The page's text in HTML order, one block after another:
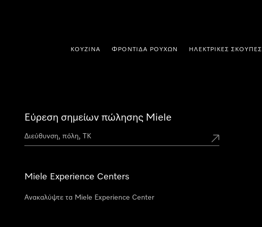
ΚΟΥΖΊΝΑ ΦΡΟΝΤΊΔΑ ΡΟΎΧΩΝ ΗΛΕΚΤΡΙΚΈΣ ΣΚΟΎΠΕΣ
Εύρεση σημείων πώλησης Miele
Miele Experience Centers
Ανακαλύψτε τα Miele Experience Center